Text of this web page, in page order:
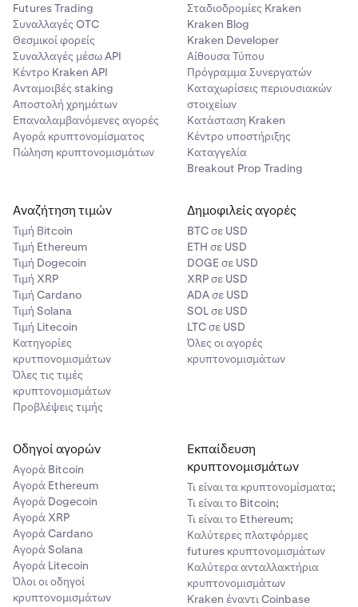
Futures Trading
Συναλλαγές OTC
Θεσμικοί φορείς
Συναλλαγές μέσω API
Κέντρο Kraken API
Ανταμοιβές staking
Αποστολή χρημάτων
Επαναλαμβανόμενες αγορές
Αγορά κρυπτονομίσματος
Πώληση κρυπτονομισμάτων
Σταδιοδρομίες Kraken
Kraken Blog
Kraken Developer
Αίθουσα Τύπου
Πρόγραμμα Συνεργατών
Καταχωρίσεις περιουσιακών
στοιχείων
Κατάσταση Kraken
Κέντρο υποστήριξης
Καταγγελία
Breakout Prop Trading
Αναζήτηση τιμών
Τιμή Βitcoin
Τιμή Ethereum
Τιμή Dogecoin
Τιμή XRP
Τιμή Cardano
Τιμή Solana
Τιμή Litecoin
Κατηγορίες
κρυτπονομισμάτων
Όλες τις τιμές
κρυπτονομισμάτων
Προβλέψεις τιμής
Δημοφιλείς αγορές
BTC σε USD
ETH σε USD
DOGE σε USD
XRP σε USD
ADA σε USD
SOL σε USD
LTC σε USD
Όλες οι αγορές
κρυπτονομισμάτων
Οδηγοί αγορών
Αγορά Bitcoin
Αγορά Ethereum
Αγορά Dogecoin
Αγορά XRP
Αγορά Cardano
Αγορά Solana
Αγορά Litecoin
Όλοι οι οδηγοί
κρυπτονομισμάτων
Εκπαίδευση
κρυπτονομισμάτων
Τι είναι τα κρυπτονομίσματα;
Τι είναι το Bitcoin;
Τι είναι το Ethereum;
Καλύτερες πλατφόρμες
futures κρυπτονομισμάτων
Καλύτερα ανταλλακτήρια
κρυπτονομισμάτων
Kraken έναντι Coinbase